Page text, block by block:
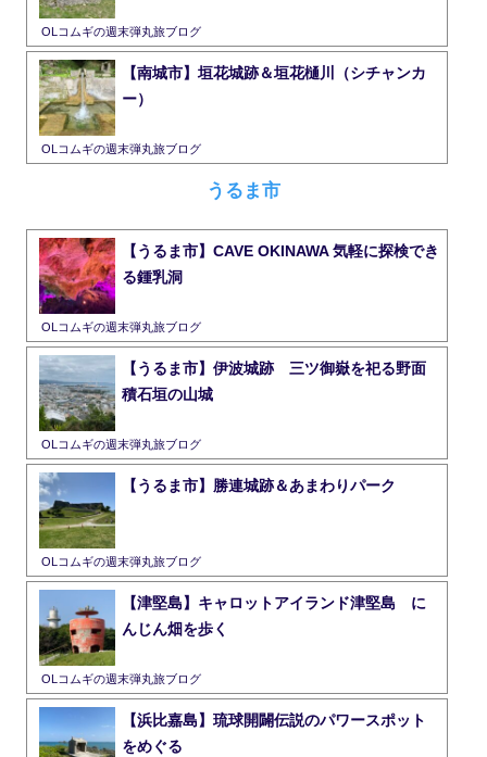
OLコムギの週末弾丸旅ブログ
【南城市】垣花城跡＆垣花樋川（シチャンカ
ー）
OLコムギの週末弾丸旅ブログ
うるま市
【うるま市】CAVE OKINAWA 気軽に探検でき
る鍾乳洞
OLコムギの週末弾丸旅ブログ
【うるま市】伊波城跡 三ツ御嶽を祀る野面
積石垣の山城
OLコムギの週末弾丸旅ブログ
【うるま市】勝連城跡＆あまわりパーク
OLコムギの週末弾丸旅ブログ
【津堅島】キャロットアイランド津堅島 に
んじん畑を歩く
OLコムギの週末弾丸旅ブログ
【浜比嘉島】琉球開闢伝説のパワースポット
をめぐる